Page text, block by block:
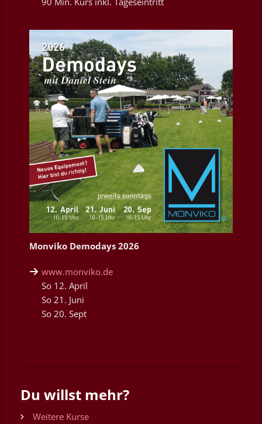
Monviko Demodays 2026
www.monviko.de
So 12. April
So 21. Juni
So 20. Sept
Du willst mehr?
Weitere Kurse